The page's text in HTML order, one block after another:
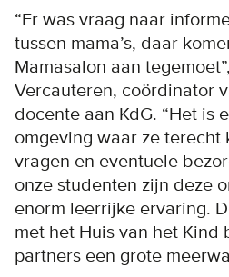
“Er was vraag naar
tussen mama’s, daar
Mamasalon aan
Vercauteren, coördinator
docente aan KdG. “Het is
omgeving waar ze terecht
vragen en eventuele
onze studenten zijn deze
enorm leerrijke ervaring.
met het Huis van het
partners een grote